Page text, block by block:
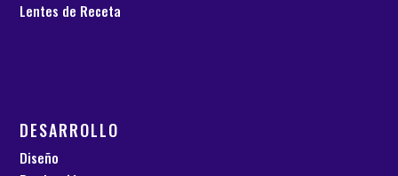
Lentes de Receta
DESARROLLO
Diseño